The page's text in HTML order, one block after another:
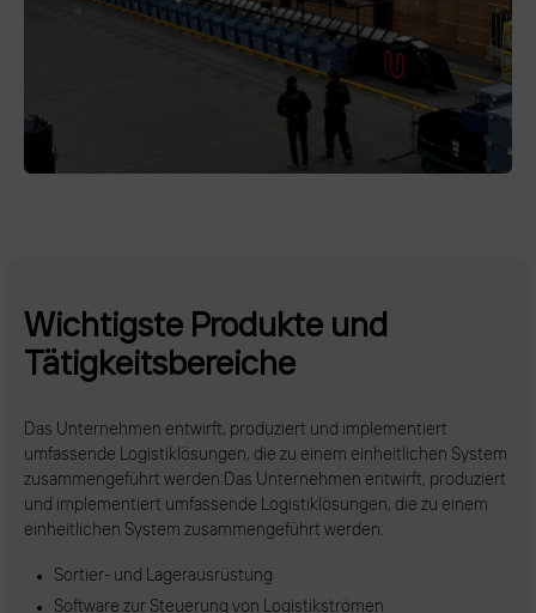
Wichtigste Produkte und
Tätigkeitsbereiche
Das Unternehmen entwirft, produziert und implementiert
umfassende Logistiklösungen, die zu einem einheitlichen System
zusammengeführt werden:Das Unternehmen entwirft, produziert
und implementiert umfassende Logistiklösungen, die zu einem
einheitlichen System zusammengeführt werden:
Sortier- und Lagerausrüstung
Software zur Steuerung von Logistikströmen